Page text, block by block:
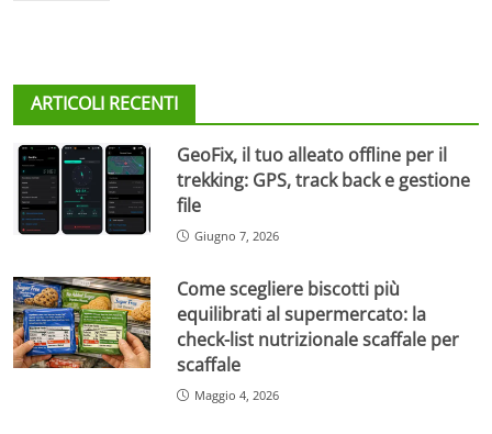
ARTICOLI RECENTI
GeoFix, il tuo alleato offline per il
trekking: GPS, track back e gestione
file
Giugno 7, 2026
Come scegliere biscotti più
equilibrati al supermercato: la
check-list nutrizionale scaffale per
scaffale
Maggio 4, 2026